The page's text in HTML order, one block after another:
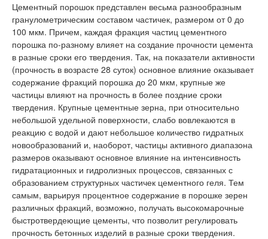
Цементный порошок представлен весьма разнообразным
гранулометрическим составом частичек, размером от 0 до
100 мкм. Причем, каждая фракция частиц цементного
порошка по-разному влияет на создание прочности цемента
в разные сроки его твердения. Так, на показатели активности
(прочность в возрасте 28 суток) основное влияние оказывает
содержание фракций порошка до 20 мкм, крупные же
частицы влияют на прочность в более поздние сроки
твердения. Крупные цементные зерна, при относительно
небольшой удельной поверхности, слабо вовлекаются в
реакцию с водой и дают небольшое количество гидратных
новообразований и, наоборот, частицы активного диапазона
размеров оказывают основное влияние на интенсивность
гидратационных и гидролизных процессов, связанных с
образованием структурных частичек цементного геля. Тем
самым, варьируя процентное содержание в порошке зерен
различных фракций, возможно, получать высокомарочные
быстротвердеющие цементы, что позволит регулировать
прочность бетонных изделий в разные сроки твердения.